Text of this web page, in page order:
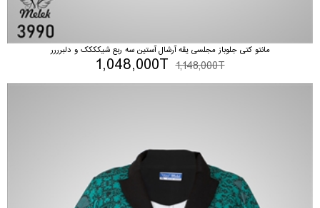
مانتو کتی جلوباز مجلسی یقه آرشال آستین سه ربع شیکککک و دلبرررر
1,148,000T
1,048,000T